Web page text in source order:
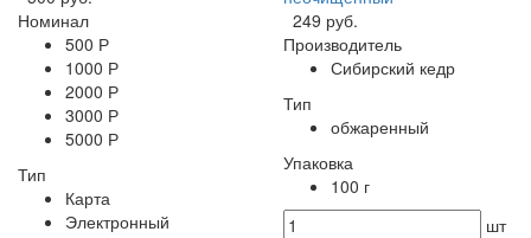
Номинал
500 Р
1000 Р
2000 Р
3000 Р
5000 Р
Тип
Карта
Электронный
249 руб.
Производитель
Сибирский кедр
Тип
обжаренный
Упаковка
100 г
шт